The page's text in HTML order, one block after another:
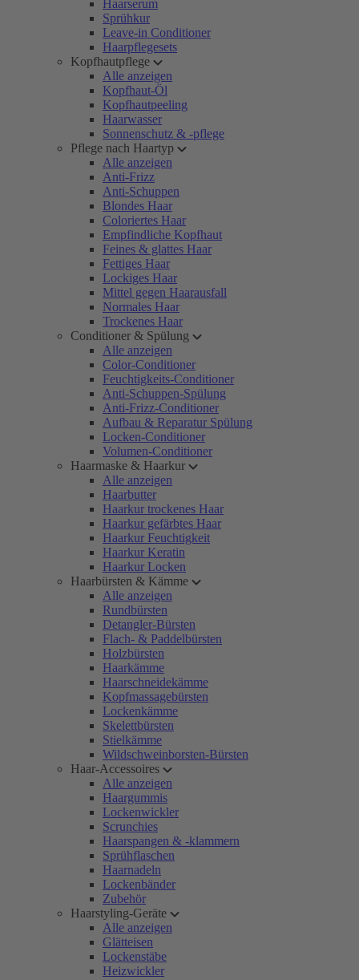
Haarserum
Sprühkur
Leave-in Conditioner
Haarpflegesets
Kopfhautpflege
Alle anzeigen
Kopfhaut-Öl
Kopfhautpeeling
Haarwasser
Sonnenschutz & -pflege
Pflege nach Haartyp
Alle anzeigen
Anti-Frizz
Anti-Schuppen
Blondes Haar
Coloriertes Haar
Empfindliche Kopfhaut
Feines & glattes Haar
Fettiges Haar
Lockiges Haar
Mittel gegen Haarausfall
Normales Haar
Trockenes Haar
Conditioner & Spülung
Alle anzeigen
Color-Conditioner
Feuchtigkeits-Conditioner
Anti-Schuppen-Spülung
Anti-Frizz-Conditioner
Aufbau & Reparatur Spülung
Locken-Conditioner
Volumen-Conditioner
Haarmaske & Haarkur
Alle anzeigen
Haarbutter
Haarkur trockenes Haar
Haarkur gefärbtes Haar
Haarkur Feuchtigkeit
Haarkur Keratin
Haarkur Locken
Haarbürsten & Kämme
Alle anzeigen
Rundbürsten
Detangler-Bürsten
Flach- & Paddelbürsten
Holzbürsten
Haarkämme
Haarschneidekämme
Kopfmassagebürsten
Lockenkämme
Skelettbürsten
Stielkämme
Wildschweinborsten-Bürsten
Haar-Accessoires
Alle anzeigen
Haargummis
Lockenwickler
Scrunchies
Haarspangen & -klammern
Sprühflaschen
Haarnadeln
Lockenbänder
Zubehör
Haarstyling-Geräte
Alle anzeigen
Glätteisen
Lockenstäbe
Heizwickler